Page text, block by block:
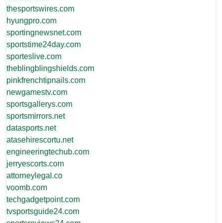
thesportswires.com
hyungpro.com
sportingnewsnet.com
sportstime24day.com
sporteslive.com
theblingblingshields.com
pinkfrenchtipnails.com
newgamestv.com
sportsgallerys.com
sportsmirrors.net
datasports.net
atasehirescortu.net
engineeringtechub.com
jerryescorts.com
attorneylegal.co
voomb.com
techgadgetpoint.com
tvsportsguide24.com